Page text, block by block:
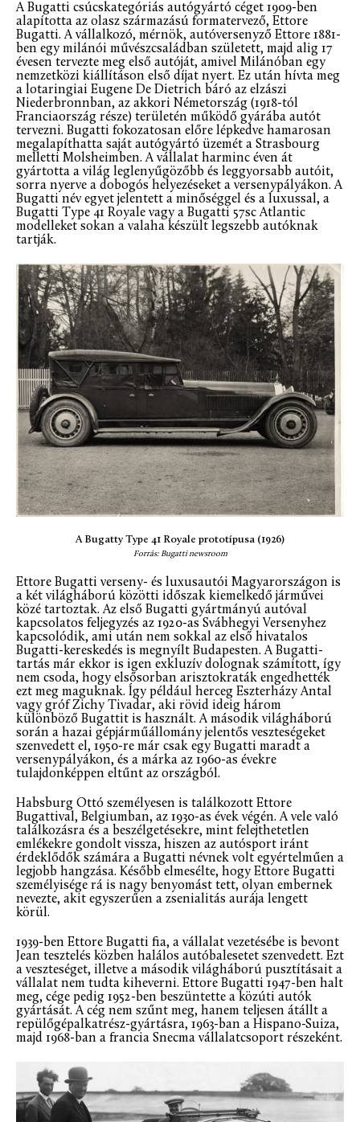
A Bugatti csúcskategóriás autógyártó céget 1909-ben
alapította az olasz származású formatervező, Ettore
Bugatti. A vállalkozó, mérnök, autóversenyző Ettore 1881-
ben egy milánói művészcsaládban született, majd alig 17
évesen tervezte meg első autóját, amivel Milánóban egy
nemzetközi kiállításon első díjat nyert. Ez után hívta meg
a lotaringiai Eugene De Dietrich báró az elzászi
Niederbronnban, az akkori Németország (1918-tól
Franciaország része) területén működő gyárába autót
tervezni. Bugatti fokozatosan előre lépkedve hamarosan
megalapíthatta saját autógyártó üzemét a Strasbourg
melletti Molsheimben. A vállalat harminc éven át
gyártotta a világ leglenyűgözőbb és leggyorsabb autóit,
sorra nyerve a dobogós helyezéseket a versenypályákon. A
Bugatti név egyet jelentett a minőséggel és a luxussal, a
Bugatti Type 41 Royale vagy a Bugatti 57sc Atlantic
modelleket sokan a valaha készült legszebb autóknak
tartják.
A Bugatty Type 41 Royale prototípusa (1926)
Forrás: Bugatti newsroom
Ettore Bugatti verseny- és luxusautói Magyarországon is
a két világháború közötti időszak kiemelkedő járművei
közé tartoztak. Az első Bugatti gyártmányú autóval
kapcsolatos feljegyzés az 1920-as Svábhegyi Versenyhez
kapcsolódik, ami után nem sokkal az első hivatalos
Bugatti-kereskedés is megnyílt Budapesten. A Bugatti-
tartás már ekkor is igen exkluzív dolognak számított, így
nem csoda, hogy elsősorban arisztokraták engedhették
ezt meg maguknak. Így például herceg Eszterházy Antal
vagy gróf Zichy Tivadar, aki rövid ideig három
különböző Bugattit is használt. A második világháború
során a hazai gépjárműállomány jelentős veszteségeket
szenvedett el, 1950-re már csak egy Bugatti maradt a
versenypályákon, és a márka az 1960-as évekre
tulajdonképpen eltűnt az országból.
Habsburg Ottó személyesen is találkozott Ettore
Bugattival, Belgiumban, az 1930-as évek végén. A vele való
találkozásra és a beszélgetésekre, mint felejthetetlen
emlékekre gondolt vissza, hiszen az autósport iránt
érdeklődők számára a Bugatti névnek volt egyértelműen a
legjobb hangzása. Később elmesélte, hogy Ettore Bugatti
személyisége rá is nagy benyomást tett, olyan embernek
nevezte, akit egyszerűen a zsenialitás aurája lengett
körül.
1939-ben Ettore Bugatti fia, a vállalat vezetésébe is bevont
Jean tesztelés közben halálos autóbalesetet szenvedett. Ezt
a veszteséget, illetve a második világháború pusztításait a
vállalat nem tudta kiheverni. Ettore Bugatti 1947-ben halt
meg, cége pedig 1952-ben beszüntette a közúti autók
gyártását. A cég nem szűnt meg, hanem teljesen átállt a
repülőgépalkatrész-gyártásra, 1963-ban a Hispano-Suiza,
majd 1968-ban a francia Snecma vállalatcsoport részeként.